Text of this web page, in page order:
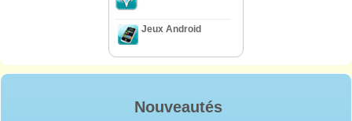
Jeux Android
Nouveautés